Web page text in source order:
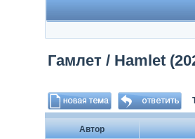
Гамлет / Hamlet
Автор